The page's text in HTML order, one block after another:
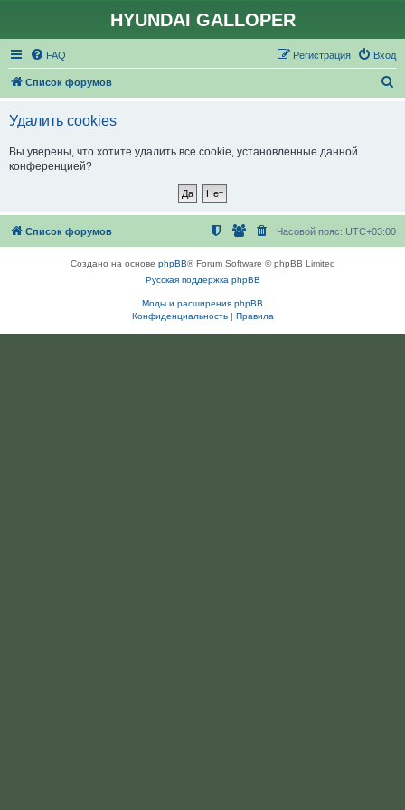
HYUNDAI GALLOPER
FAQ Вход
Регистрация
Список форумов
Удалить cookies
Вы уверены, что хотите удалить все cookie, установленные данной
конференцией?
Список форумов Часовой пояс: UTC+03:00
Создано на основе phpBB® Forum Software © phpBB Limited
Русская поддержка phpBB
Моды и расширения phpBB
Конфиденциальность| Правила